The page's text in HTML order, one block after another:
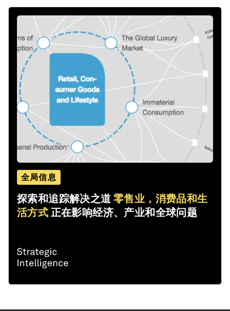
全局信息
探索和追踪解决之道零售业，消费品和生
活方式 正在影响经济、产业和全球问题